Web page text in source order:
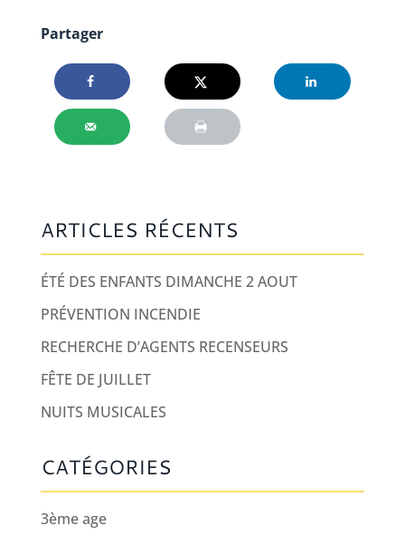
Partager
ARTICLES RÉCENTS
ÉTÉ DES ENFANTS DIMANCHE 2 AOUT
PRÉVENTION INCENDIE
RECHERCHE D’AGENTS RECENSEURS
FÊTE DE JUILLET
NUITS MUSICALES
CATÉGORIES
3ème age